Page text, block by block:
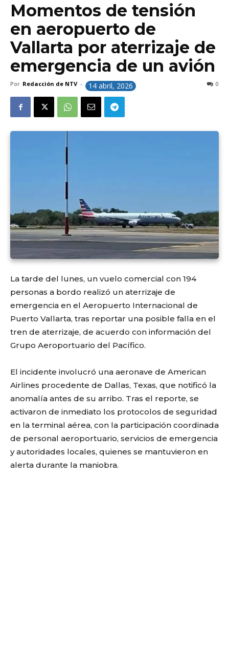
Momentos de tensión
en aeropuerto de
Vallarta por aterrizaje de
emergencia de un avión
Por Redacción de NTV - 14 abril, 2026 0
La tarde del lunes, un vuelo comercial con 194
personas a bordo realizó un aterrizaje de
emergencia en el Aeropuerto Internacional de
Puerto Vallarta, tras reportar una posible falla en el
tren de aterrizaje, de acuerdo con información del
Grupo Aeroportuario del Pacífico.
El incidente involucró una aeronave de American
Airlines procedente de Dallas, Texas, que notificó la
anomalía antes de su arribo. Tras el reporte, se
activaron de inmediato los protocolos de seguridad
en la terminal aérea, con la participación coordinada
de personal aeroportuario, servicios de emergencia
y autoridades locales, quienes se mantuvieron en
alerta durante la maniobra.